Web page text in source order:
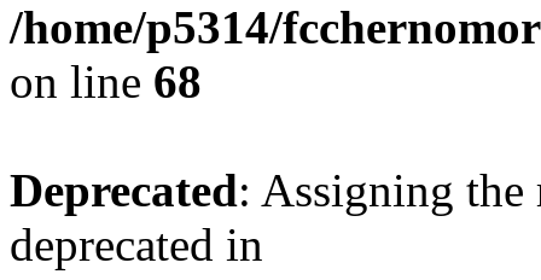
/home/p5314/
on line 68
Deprecated: Assigning the
deprecated in